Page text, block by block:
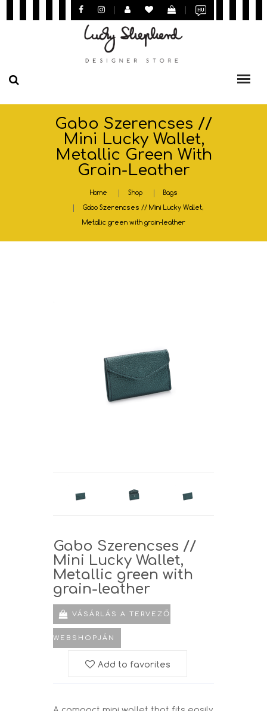
| |
Gabo Szerencses //
Mini Lucky Wallet,
Metallic Green With
Grain-Leather
Home Shop
Bags
Gabo Szerencses // Mini Lucky Wallet,
Metallic green with grain-leather
Gabo Szerencses //
Mini Lucky Wallet,
Metallic green with
grain-leather
VÁSÁRLÁS A TERVEZŐ
WEBSHOPJÁN
Add to favorites